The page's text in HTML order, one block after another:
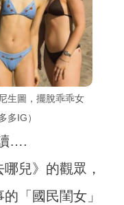
生圖，擺脫乖乖女
多IG）
….
兒》的觀眾，
「國民閨女」